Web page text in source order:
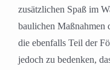
zusätzlichen Spaß im
baulichen Maßnahmen
die ebenfalls Teil der
jedoch zu bedenken,